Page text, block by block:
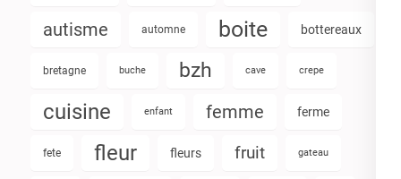
autisme automne boite bottereaux
bretagne buche bzh cave crepe
cuisine enfant femme ferme
fete fleur fleurs fruit gateau